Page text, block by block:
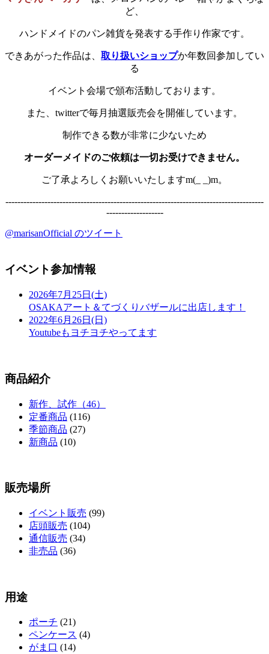
ど、
ハンドメイドのパン雑貨を発表する手作り作家です。
できあがった作品は、 取り扱いショップか年数回参加してい
る
イベント会場で頒布活動しております。
また、twitterで毎月抽選販売会を開催しています。
制作できる数が非常に少ないため
オーダーメイドのご依頼は一切お受けできません。
ご了承よろしくお願いいたしますm(_ _)m。
--------------------------------------------------------------------------------------
-------------------
@marisanOfficial のツイート
イベント参加情報
2026年7月25日(土)
OSAKAアート＆てづくりバザールに出店します！
2022年6月26日(日)
Youtubeもヨチヨチやってます
商品紹介
新作、試作（46）
定番商品 (116)
季節商品 (27)
新商品 (10)
販売場所
イベント販売 (99)
店頭販売 (104)
通信販売 (34)
非売品 (36)
用途
ポーチ (21)
ペンケース (4)
がま口 (14)